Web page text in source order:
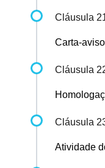
Cláusula
Carta-
Cláusula
Cláusula
Atividade